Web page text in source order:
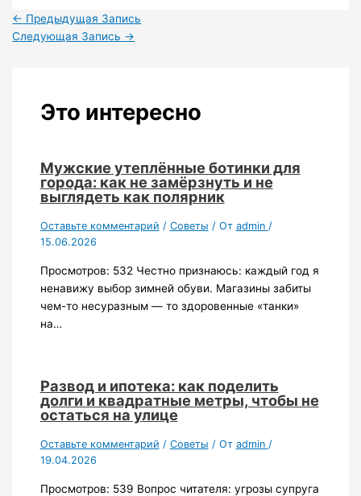
← Предыдущая Запись
Следующая Запись →
Это интересно
Мужские утеплённые ботинки для
города: как не замёрзнуть и не
выглядеть как полярник
Оставьте комментарий / Советы / От admin /
15.06.2026
Просмотров: 532 Честно признаюсь: каждый год я
ненавижу выбор зимней обуви. Магазины забиты
чем-то несуразным — то здоровенные «танки»
на…
Развод и ипотека: как поделить
долги и квадратные метры, чтобы не
остаться на улице
Оставьте комментарий / Советы / От admin /
19.04.2026
Просмотров: 539 Вопрос читателя: угрозы супруга